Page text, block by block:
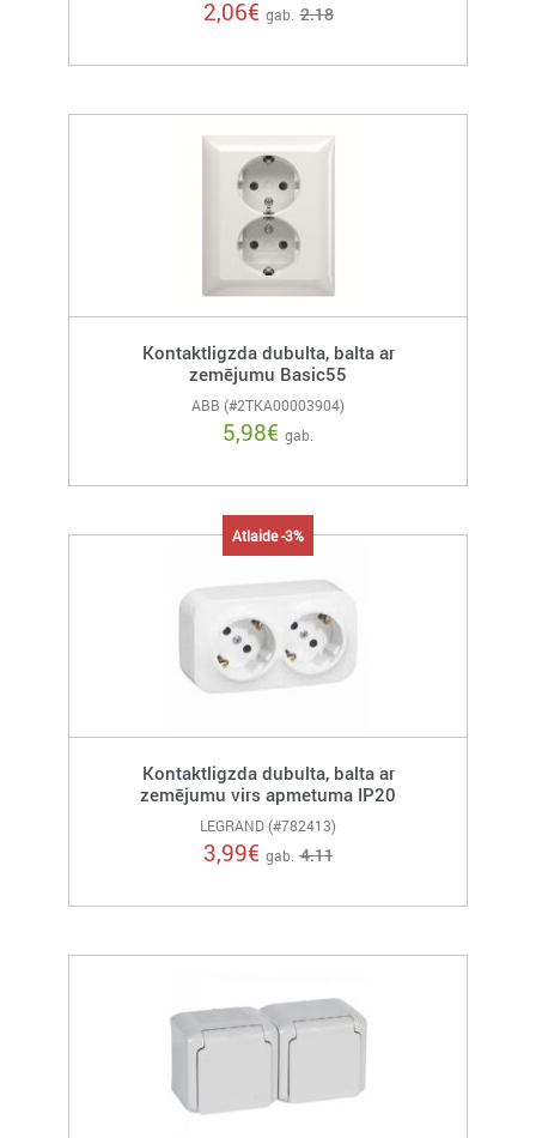
2,06€ gab. 2.18
Kontaktligzda dubulta, balta ar
zemējumu Basic55
ABB (#2TKA00003904)
5,98€ gab.
Atlaide -3%
Kontaktligzda dubulta, balta ar
zemējumu virs apmetuma IP20
LEGRAND (#782413)
3,99€ gab. 4.11